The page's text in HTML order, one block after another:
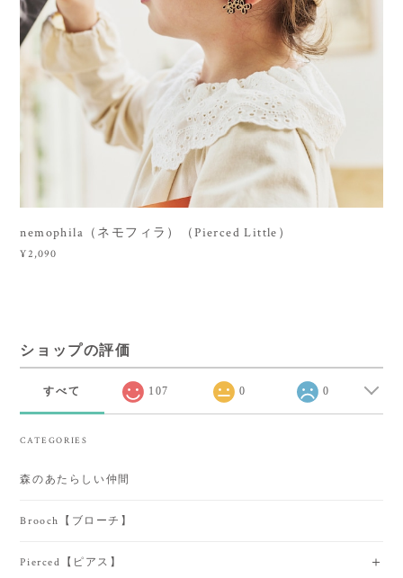
nemophila（ネモフィラ）（Pierced Little）
¥2,090
ショップの評価
すべて 107 0 0
CATEGORIES
森のあたらしい仲間
Brooch【ブローチ】
Pierced【ピアス】